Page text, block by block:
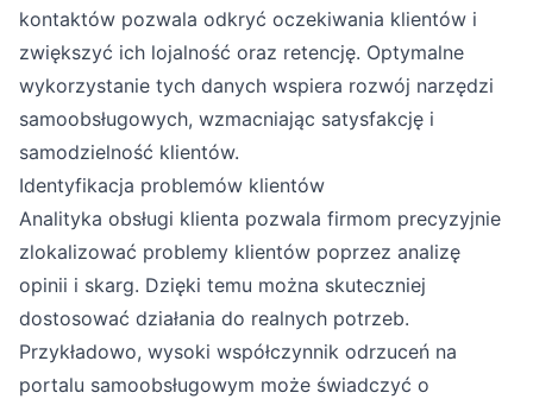
kontaktów pozwala odkryć oczekiwania klientów i
zwiększyć ich lojalność oraz retencję. Optymalne
wykorzystanie tych danych wspiera rozwój narzędzi
samoobsługowych, wzmacniając satysfakcję i
samodzielność klientów.
Identyfikacja problemów klientów
Analityka obsługi klienta pozwala firmom precyzyjnie
zlokalizować problemy klientów poprzez analizę
opinii i skarg. Dzięki temu można skuteczniej
dostosować działania do realnych potrzeb.
Przykładowo, wysoki współczynnik odrzuceń na
portalu samoobsługowym może świadczyć o